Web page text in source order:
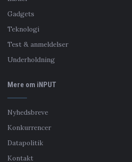
Gadgets
Teknologi
Test & anmeldelser
Underholdning
Mere om iNPUT
Nyhedsbreve
Konkurrencer
Datapolitik
Kontakt